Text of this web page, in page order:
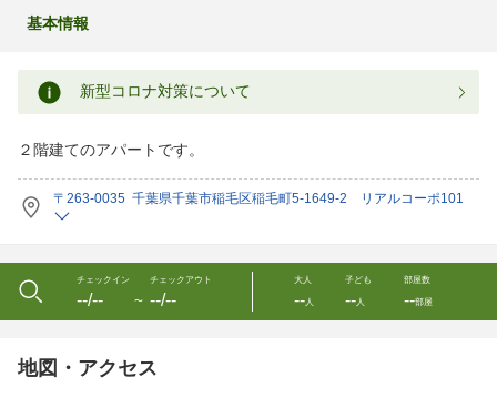
基本情報
新型コロナ対策について
２階建てのアパートです。
〒263-0035 千葉県千葉市稲毛区稲毛町5-1649-2 リアルコーポ101
チェックイン
--/-- 〜
チェックアウト
--/--
大人
--人
子ども
--人
部屋数
--部屋
地図・アクセス